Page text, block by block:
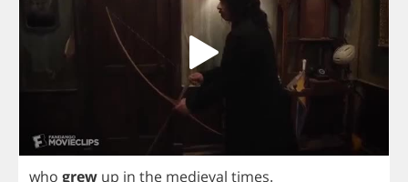
who grew up in the medieval times.